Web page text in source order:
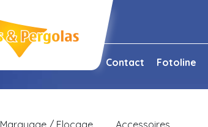
Contact Fotoline
Marquage / Flocage Accessoires